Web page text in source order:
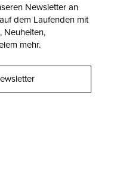
Newsletter an
dem Laufenden mit
Neuheiten,
mehr.